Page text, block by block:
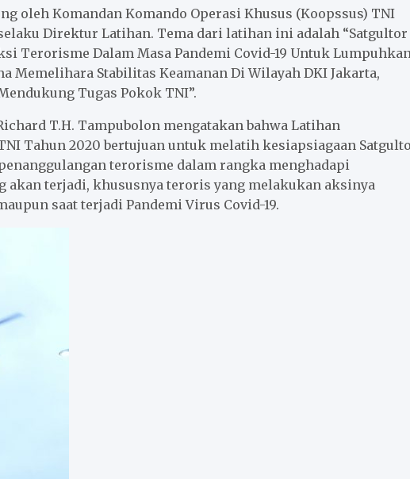
oleh Komandan Komando Operasi Khusus (Koopssus) TNI
Direktur Latihan. Tema dari latihan ini adalah “Satgultor
Terorisme Dalam Masa Pandemi Covid-19 Untuk Lumpuhkan
Memelihara Stabilitas Keamanan Di Wilayah DKI Jakarta,
Tugas Pokok TNI”.
T.H. Tampubolon mengatakan bahwa Latihan
Tahun 2020 bertujuan untuk melatih kesiapsiagaan
terorisme dalam rangka menghadapi
akan terjadi, khususnya teroris yang melakukan aksinya
saat terjadi Pandemi Virus Covid-19.